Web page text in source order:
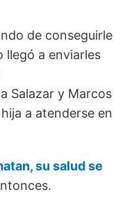
de conseguirle
llegó a enviarles
Salazar y Marcos
a atenderse en
su salud se